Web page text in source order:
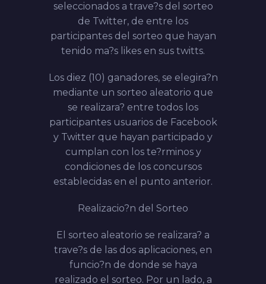
seleccionados a trave?s del sorteo
de Twitter, de entre los
participantes del sorteo que hayan
tenido ma?s likes en sus twitts.
Los diez (10) ganadores, se elegira?n
mediante un sorteo aleatorio que
se realizara? entre todos los
participantes usuarios de Facebook
y Twitter que hayan participado y
cumplan con los te?rminos y
condiciones de los concursos
establecidas en el punto anterior.
Realizacio?n del Sorteo
El sorteo aleatorio se realizara? a
trave?s de las dos aplicaciones, en
funcio?n de donde se haya
realizado el sorteo. Por un lado, a